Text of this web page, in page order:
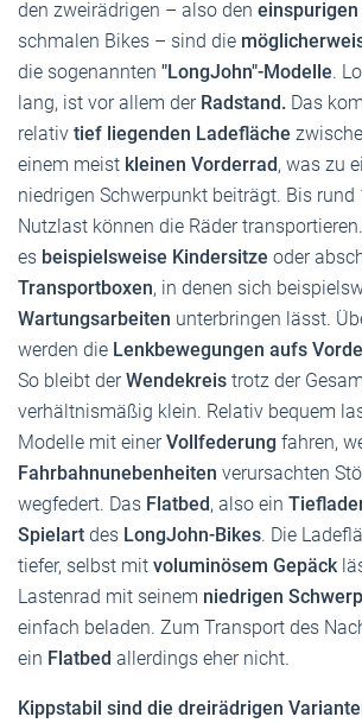
den zweirädrigen – also den einspurigen
schmalen Bikes – sind die
die sogenannten "LongJohn"-Modelle.
lang, ist vor allem der Radstand. Das
relativ tief liegenden Ladefläche
einem meist kleinen Vorderrad, was zu
niedrigen Schwerpunkt beiträgt. Bis
Nutzlast können die Räder
es beispielsweise Kindersitze oder
Transportboxen, in denen sich
Wartungsarbeiten unterbringen lässt.
werden die Lenkbewegungen aufs
So bleibt derWendekreis trotz der
verhältnismäßig klein. Relativ bequem
Modelle mit einerVollfederung fahren,
Fahrbahnunebenheiten verursachten
wegfedert. Das Flatbed, also ein
Spielart des LongJohn-Bikes. Die
tiefer, selbst mit voluminösem Gepäck
Lastenrad mit seinem niedrigen
einfach beladen. Zum Transport des
ein Flatbed allerdings eher nicht.
Kippstabil sind die dreirädrigen